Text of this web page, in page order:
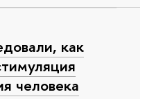
как
человека